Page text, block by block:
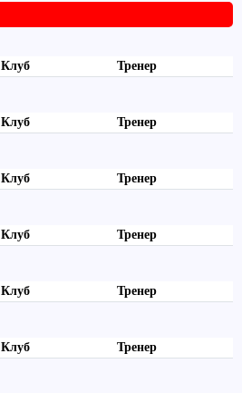
Клуб Тренер
Клуб Тренер
Клуб Тренер
Клуб Тренер
Клуб Тренер
Клуб Тренер